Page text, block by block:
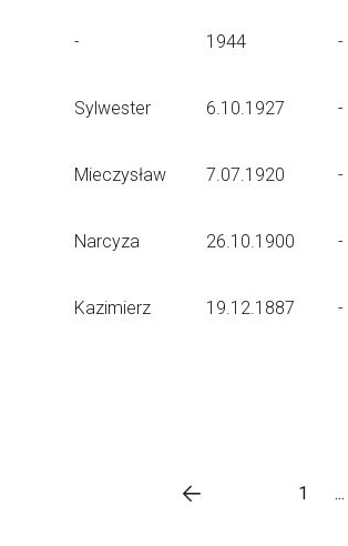
- 1944 -
Sylwester 6.10.1927 -
Mieczysław 7.07.1920 -
Narcyza 26.10.1900 -
Kazimierz 19.12.1887 -
1 ...